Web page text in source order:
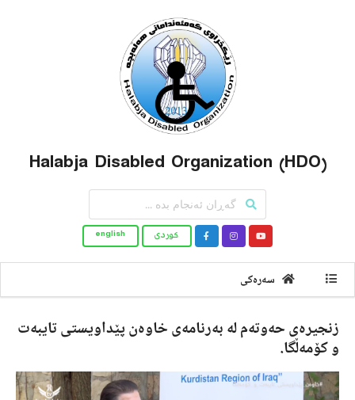
Halabja Disabled Organization (HDO)
کوردى english
سەرەکى
زنجیره‌ی حه‌وته‌م له‌ به‌رنامه‌ی خاوه‌ن پێداویستی تایبه‌ت
و كۆمه‌ڵگا.